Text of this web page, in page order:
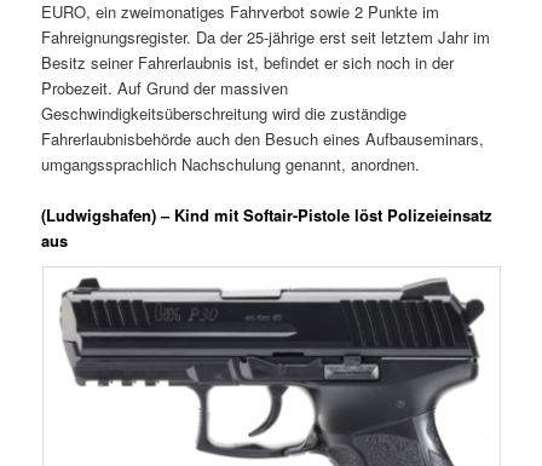
EURO, ein zweimonatiges Fahrverbot sowie 2 Punkte im
Fahreignungsregister. Da der 25-jährige erst seit letztem Jahr im
Besitz seiner Fahrerlaubnis ist, befindet er sich noch in der
Probezeit. Auf Grund der massiven
Geschwindigkeitsüberschreitung wird die zuständige
Fahrerlaubnisbehörde auch den Besuch eines Aufbauseminars,
umgangssprachlich Nachschulung genannt, anordnen.
(Ludwigshafen) – Kind mit Softair-Pistole löst Polizeieinsatz
aus